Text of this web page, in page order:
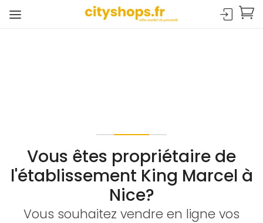
Vous êtes propriétaire de
l'établissement King Marcel à
Nice?
Vous souhaitez vendre en ligne vos